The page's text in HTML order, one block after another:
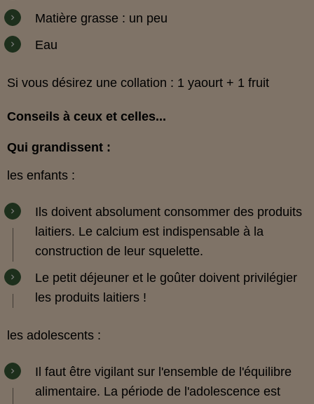
Matière grasse : un peu
Eau
Si vous désirez une collation : 1 yaourt + 1 fruit
Conseils à ceux et celles...
Qui grandissent :
les enfants :
Ils doivent absolument consommer des produits
laitiers. Le calcium est indispensable à la
construction de leur squelette.
Le petit déjeuner et le goûter doivent privilégier
les produits laitiers !
les adolescents :
Il faut être vigilant sur l'ensemble de l'équilibre
alimentaire. La période de l'adolescence est